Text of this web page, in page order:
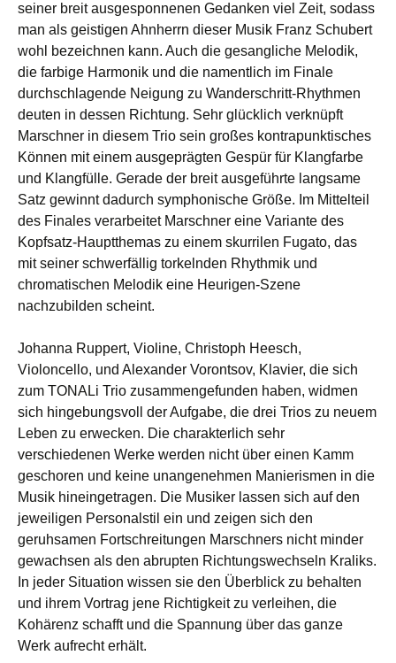
seiner breit ausgesponnenen Gedanken viel Zeit, sodass
man als geistigen Ahnherrn dieser Musik Franz Schubert
wohl bezeichnen kann. Auch die gesangliche Melodik,
die farbige Harmonik und die namentlich im Finale
durchschlagende Neigung zu Wanderschritt-Rhythmen
deuten in dessen Richtung. Sehr glücklich verknüpft
Marschner in diesem Trio sein großes kontrapunktisches
Können mit einem ausgeprägten Gespür für Klangfarbe
und Klangfülle. Gerade der breit ausgeführte langsame
Satz gewinnt dadurch symphonische Größe. Im Mittelteil
des Finales verarbeitet Marschner eine Variante des
Kopfsatz-Hauptthemas zu einem skurrilen Fugato, das
mit seiner schwerfällig torkelnden Rhythmik und
chromatischen Melodik eine Heurigen-Szene
nachzubilden scheint.
Johanna Ruppert, Violine, Christoph Heesch,
Violoncello, und Alexander Vorontsov, Klavier, die sich
zum TONALi Trio zusammengefunden haben, widmen
sich hingebungsvoll der Aufgabe, die drei Trios zu neuem
Leben zu erwecken. Die charakterlich sehr
verschiedenen Werke werden nicht über einen Kamm
geschoren und keine unangenehmen Manierismen in die
Musik hineingetragen. Die Musiker lassen sich auf den
jeweiligen Personalstil ein und zeigen sich den
geruhsamen Fortschreitungen Marschners nicht minder
gewachsen als den abrupten Richtungswechseln Kraliks.
In jeder Situation wissen sie den Überblick zu behalten
und ihrem Vortrag jene Richtigkeit zu verleihen, die
Kohärenz schafft und die Spannung über das ganze
Werk aufrecht erhält.